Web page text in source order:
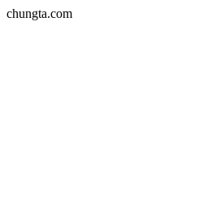
chungta.com